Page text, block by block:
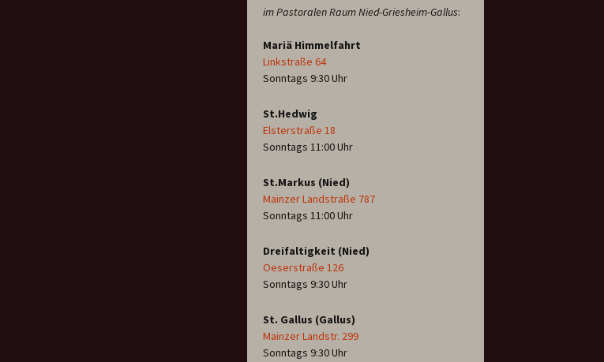
im Pastoralen Raum Nied-Griesheim-Gallus:
Mariä Himmelfahrt
Linkstraße 64
Sonntags 9:30 Uhr
St.Hedwig
Elsterstraße 18
Sonntags 11:00 Uhr
St.Markus (Nied)
Mainzer Landstraße 787
Sonntags 11:00 Uhr
Dreifaltigkeit (Nied)
Oeserstraße 126
Sonntags 9:30 Uhr
St. Gallus (Gallus)
Mainzer Landstr. 299
Sonntags 9:30 Uhr